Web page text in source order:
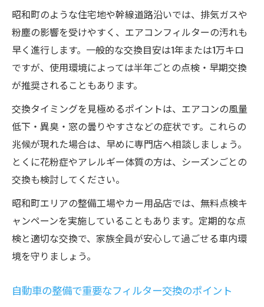
笛吹市・昭和町で車検時に安い整備を選ぶ
ポイント
費用を抑えて快適車内を維持する交換タイ
ミング
昭和町のような住宅地や幹線道路沿いでは、排気ガスや
粉塵の影響を受けやすく、エアコンフィルターの汚れも
早く進行します。一般的な交換目安は1年または1万キロ
ですが、使用環境によっては半年ごとの点検・早期交換
が推奨されることもあります。
交換タイミングを見極めるポイントは、エアコンの風量
低下・異臭・窓の曇りやすさなどの症状です。これらの
兆候が現れた場合は、早めに専門店へ相談しましょう。
とくに花粉症やアレルギー体質の方は、シーズンごとの
交換も検討してください。
昭和町エリアの整備工場やカー用品店では、無料点検キ
ャンペーンを実施していることもあります。定期的な点
検と適切な交換で、家族全員が安心して過ごせる車内環
境を守りましょう。
自動車の整備で重要なフィルター交換のポイント